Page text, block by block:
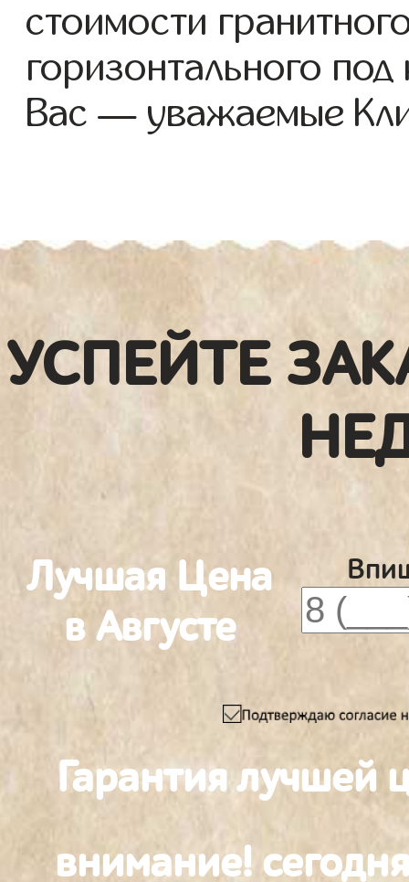
стоимости
горизонтального
Вас — уважаемые
УСПЕЙТЕ
Лучшая Цена
в Августе
Гарантия лучшей
внимание!